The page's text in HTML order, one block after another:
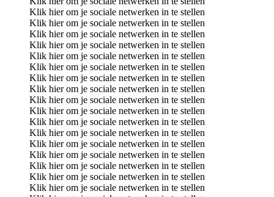
Klik hier om je sociale netwerken in te stellen
Klik hier om je sociale netwerken in te stellen
Klik hier om je sociale netwerken in te stellen
Klik hier om je sociale netwerken in te stellen
Klik hier om je sociale netwerken in te stellen
Klik hier om je sociale netwerken in te stellen
Klik hier om je sociale netwerken in te stellen
Klik hier om je sociale netwerken in te stellen
Klik hier om je sociale netwerken in te stellen
Klik hier om je sociale netwerken in te stellen
Klik hier om je sociale netwerken in te stellen
Klik hier om je sociale netwerken in te stellen
Klik hier om je sociale netwerken in te stellen
Klik hier om je sociale netwerken in te stellen
Klik hier om je sociale netwerken in te stellen
Klik hier om je sociale netwerken in te stellen
Klik hier om je sociale netwerken in te stellen